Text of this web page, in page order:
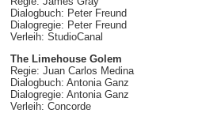
Dialogbuch: Peter Freund
Dialogregie: Peter Freund
Verleih: StudioCanal
The Limehouse Golem
Regie: Juan Carlos Medina
Dialogbuch: Antonia Ganz
Dialogregie: Antonia Ganz
Verleih: Concorde